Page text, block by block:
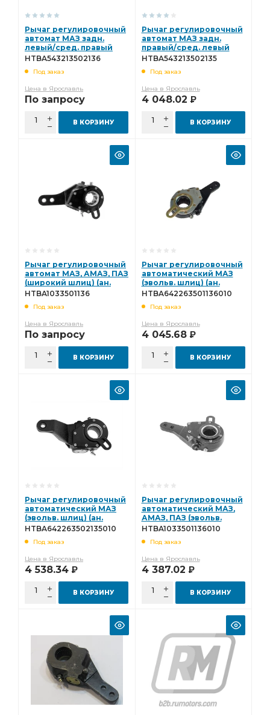
Рычаг регулировочный
автомат МАЗ задн.
левый/сред. правый
(эвольв. шлиц)(ан. 54321-
HTBA543213502136
HTBA543213502136
Под заказ
Цена в Ярославль
По запросу
В КОРЗИНУ
Рычаг регулировочный
автомат МАЗ задн.
правый/сред. левый
(эвольв. шлиц)(ан. 54321-
HTBA543213502135
HTBA543213502135
Под заказ
Цена в Ярославль
4 048.02 Р
В КОРЗИНУ
Рычаг регулировочный
автомат МАЗ, АМАЗ, ПАЗ
(широкий шлиц) (ан.
103-3501136) Hottecke -
HTBA1033501136
Под заказ
Цена в Ярославль
По запросу
В КОРЗИНУ
Рычаг регулировочный
автоматический МАЗ
(эвольв. шлиц) (ан.
64226-3501136-010)
HTBA642263501136010
HTBA642263501136010
Под заказ
Цена в Ярославль
4 045.68 Р
В КОРЗИНУ
Рычаг регулировочный
автоматический МАЗ
(эвольв. шлиц) (ан.
64226-3502135-010)
HTBA642263502135010
HTBA642263502135010
Под заказ
Цена в Ярославль
4 538.34 Р
В КОРЗИНУ
Рычаг регулировочный
автоматический МАЗ,
АМАЗ, ПАЗ (эвольв.
шлиц) (ан. 103-3501136-
HTBA1033501136010
HTBA1033501136010
Под заказ
Цена в Ярославль
4 387.02 Р
В КОРЗИНУ